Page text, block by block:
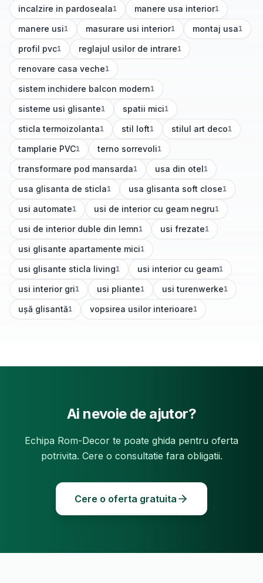
incalzire in pardoseala
(1articole) 1 manere usa interior
(1articole) 1
manere usi
(1articole) 1 masurare usi interior
(1articole) 1 montaj usa
(1articole) 1
profil pvc
(1articole)
1 reglajul usilor de intrare
(1articole) 1
renovare casa veche
(1articole) 1
sistem inchidere balcon modern
(1articole) 1
sisteme usi glisante
(1articole) 1 spatii mici
(1articole)1
sticla termoizolanta
(1articole) 1 stil loft
(1articole)
1 stilul art deco
(1articole) 1
tamplarie PVC
(1articole) 1 terno sorrevoli
(1articole) 1
transformare pod mansarda
(1articole) 1 usa din otel
(1articole) 1
usa glisanta de sticla
(1articole) 1 usa glisanta soft close
(1articole) 1
usi automate
(1articole) 1 usi de interior cu geam negru
(1articole) 1
usi de interior duble din lemn
(1articole) 1 usi frezate
(1articole) 1
usi glisante apartamente mici
(1articole) 1
usi glisante sticla living
(1articole) 1 usi interior cu geam
(1articole) 1
usi interior gri
(1articole) 1 usi pliante
(1articole)1 usi turenwerke
(1articole) 1
ușă glisantă
(1articole) 1 vopsirea usilor interioare
(1articole) 1
Ai nevoie de ajutor?
Echipa Rom-Decor te poate ghida pentru oferta
potrivita. Cere o consultatie fara obligatii.
Cere o oferta gratuita